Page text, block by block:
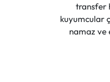
transfer
kuyumcular
namaz ve